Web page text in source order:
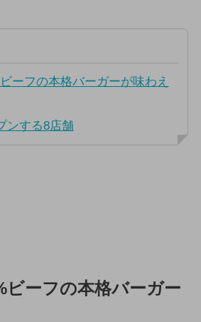
ーフの本格バーガーが味わえ
ンする8店舗
ビーフの本格バーガー